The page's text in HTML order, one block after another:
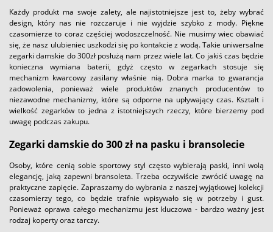
Każdy produkt ma swoje zalety, ale najistotniejsze jest to, żeby wybrać
design, który nas nie rozczaruje i nie wyjdzie szybko z mody. Piękne
czasomierze to coraz częściej wodoszczelność. Nie musimy wiec obawiać
się, że nasz ulubieniec uszkodzi się po kontakcie z wodą. Takie uniwersalne
zegarki damskie do 300zł posłużą nam przez wiele lat. Co jakiś czas będzie
konieczna wymiana baterii, gdyż często w zegarkach stosuje się
mechanizm kwarcowy zasilany właśnie nią. Dobra marka to gwarancja
zadowolenia, ponieważ wiele produktów znanych producentów to
niezawodne mechanizmy, które są odporne na upływający czas. Kształt i
wielkość zegarków to jedna z istotniejszych rzeczy, które bierzemy pod
uwagę podczas zakupu.
Zegarki damskie do 300 zł na pasku i bransolecie
Osoby, które cenią sobie sportowy styl często wybierają paski, inni wolą
elegancję, jaką zapewni bransoleta. Trzeba oczywiście zwrócić uwagę na
praktyczne zapięcie. Zapraszamy do wybrania z naszej wyjątkowej kolekcji
czasomierzy tego, co będzie trafnie wpisywało się w potrzeby i gust.
Ponieważ oprawa całego mechanizmu jest kluczowa - bardzo ważny jest
rodzaj koperty oraz tarczy.